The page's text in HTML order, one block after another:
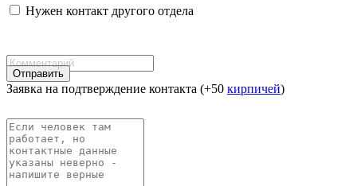
Нужен контакт другого отдела
Отправить
Заявка на подтверждение контакта (+50 кирпичей)